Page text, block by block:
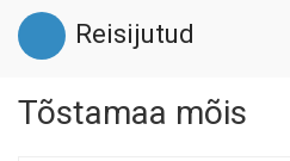
Liigu
edasi
põhisisu
Reisijutud
Tõstamaa mõis